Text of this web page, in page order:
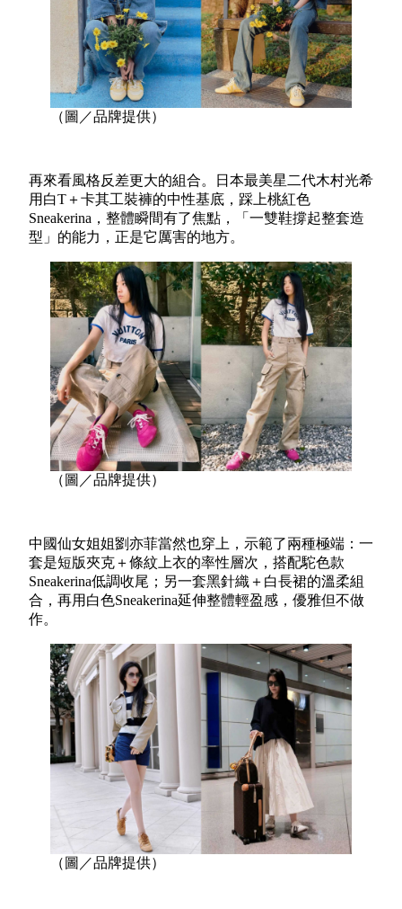
（圖／品牌提供）
再來看風格反差更大的組合。日本最美星二代木村光希
用白T＋卡其工裝褲的中性基底，踩上桃紅色
Sneakerina，整體瞬間有了焦點，「一雙鞋撐起整套造
型」的能力，正是它厲害的地方。
（圖／品牌提供）
中國仙女姐姐劉亦菲當然也穿上，示範了兩種極端：一
套是短版夾克＋條紋上衣的率性層次，搭配駝色款
Sneakerina低調收尾；另一套黑針織＋白長裙的溫柔組
合，再用白色Sneakerina延伸整體輕盈感，優雅但不做
作。
（圖／品牌提供）